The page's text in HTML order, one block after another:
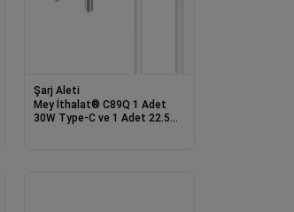
Şarj Aleti
Mey İthalat® C89Q 1 Adet
30W Type-C ve 1 Adet 22.5W